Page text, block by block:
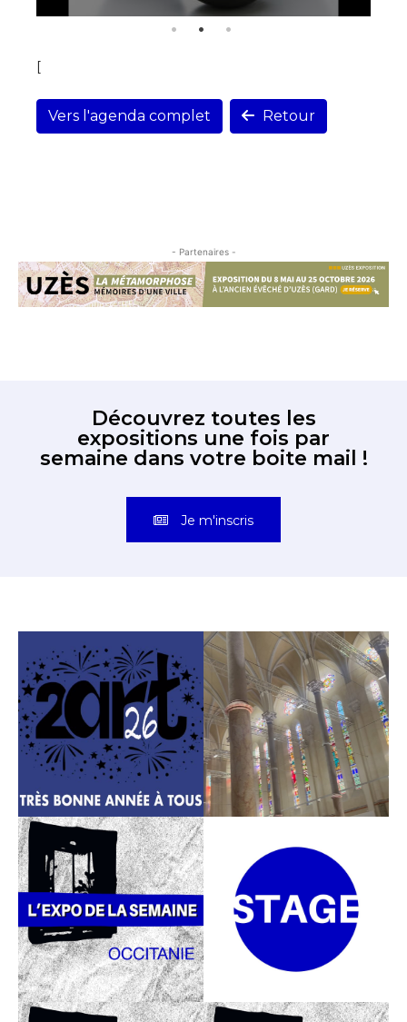
[
Vers l'agenda complet Retour
- Partenaires -
Découvrez toutes les
expositions une fois par
semaine dans votre boite mail !
Je m'inscris